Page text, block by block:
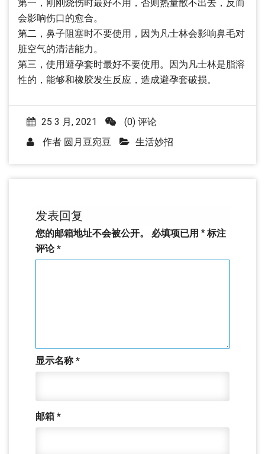
第一，刚刚烧伤时最好不用，否则热量散不出去，反而
会影响伤口的愈合。
第二，鼻子阻塞时不要使用，因为凡士林会影响鼻毛对
脏空气的清洁能力。
第三，使用避孕套时最好不要使用。因为凡士林是脂溶
性的，能够和橡胶发生反应，造成避孕套破损。
25 3 月, 2021
(0) 评论
作者 圆月豆宛豆 生活妙招
发表回复
您的邮箱地址不会被公开。 必填项已用 * 标注
评论*
显示名称*
邮箱 *